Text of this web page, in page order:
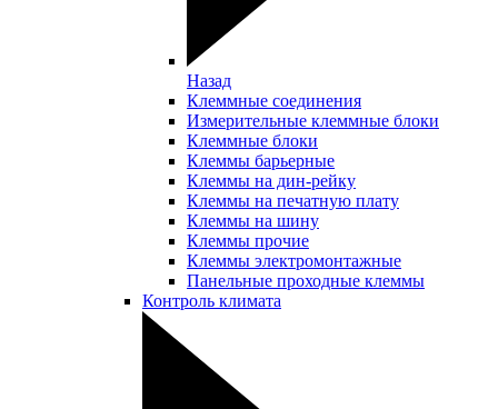
Назад
Клеммные соединения
Измерительные клеммные блоки
Клеммные блоки
Клеммы барьерные
Клеммы на дин-рейку
Клеммы на печатную плату
Клеммы на шину
Клеммы прочие
Клеммы электромонтажные
Панельные проходные клеммы
Контроль климата